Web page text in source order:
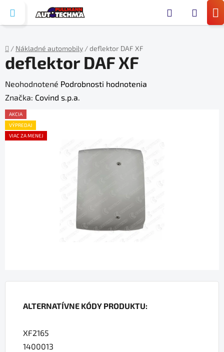
obsah
Domov
/ Nákladné automobily /deflektor DAF XF
ALTERNATÍVNE KÓDY PRODUKTU:
XF2165
1400013
deflektor DAF XF
Priemerné
hodnotenie
produktu
je
0,0
Neohodnotené Podrobnosti hodnotenia
Značka: Covind s.p.a.
AKCIA
VÝPREDAJ
VIAC ZA MENEJ